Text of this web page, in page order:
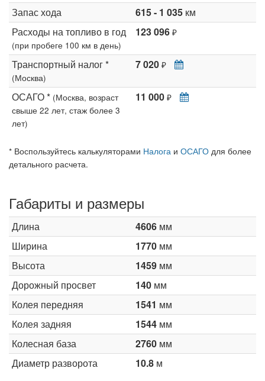
Запас хода 615 - 1 035 км
Расходы на топливо в год
(при пробеге 100 км в день)
123 096 ₽
Транспортный налог *
(Москва)
7 020 ₽
ОСАГО * (Москва, возраст
свыше 22 лет, стаж более 3
лет)
11 000 ₽
* Воспользуйтесь калькуляторами Налога и ОСАГО для более
детального расчета.
Габариты и размеры
Длина 4606 мм
Ширина
1770 мм
Высота
1459 мм
Дорожный просвет
140 мм
Колея передняя
1541 мм
Колея задняя
1544 мм
Колесная база
2760 мм
Диаметр разворота
10.8 м